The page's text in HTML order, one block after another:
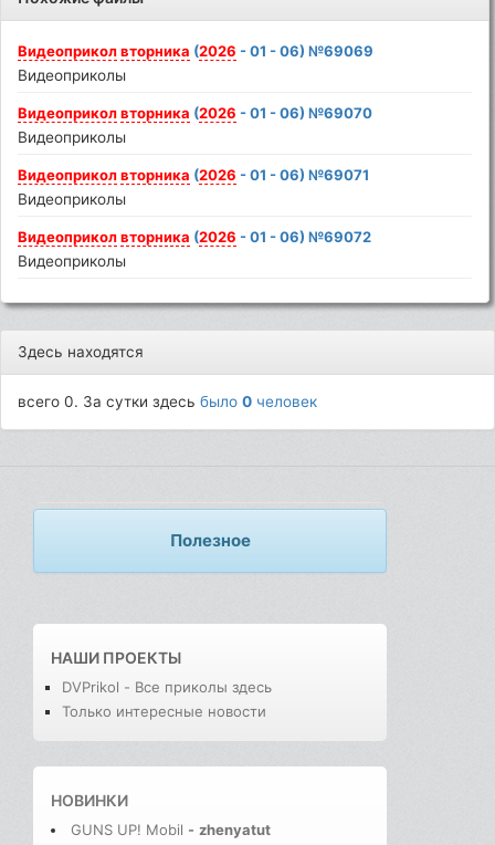
Видеоприкол вторника (2026 - 01 - 06) №69069
Видеоприколы
Видеоприкол вторника (2026 - 01 - 06) №69070
Видеоприколы
Видеоприкол вторника (2026 - 01 - 06) №69071
Видеоприколы
Видеоприкол вторника (2026 - 01 - 06) №69072
Видеоприколы
Здесь находятся
всего 0. За сутки здесьбыло0 человек
Полезное
НАШИ ПРОЕКТЫ
DVPrikol - Все приколы здесь
Только интересные новости
НОВИНКИ
GUNS UP! Mobil - zhenyatut